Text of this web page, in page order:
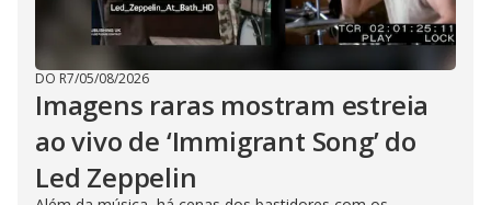
DO R7/05/08/2026
Imagens raras mostram estreia
ao vivo de ‘Immigrant Song’ do
Led Zeppelin